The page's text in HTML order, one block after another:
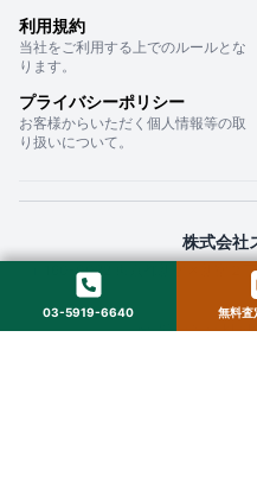
利用規約
当社をご利用する上でのルールとな
ります。
プライバシーポリシー
お客様からいただく個人情報等の取
り扱いについて。
株式会社
〒160-0022 東京都新宿区新宿２
© 2025
03-5919-6640 無料査